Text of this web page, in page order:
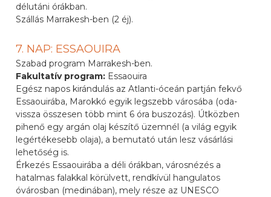
délutáni órákban.
Szállás Marrakesh-ben (2 éj).
7. NAP: ESSAOUIRA
Szabad program Marrakesh-ben.
Fakultatív program: Essaouira
Egész napos kirándulás az Atlanti-óceán partján fekvő
Essaouirába, Marokkó egyik legszebb városába (oda-
vissza összesen több mint 6 óra buszozás). Útközben
pihenő egy argán olaj készítő üzemnél (a világ egyik
legértékesebb olaja), a bemutató után lesz vásárlási
lehetőség is.
Érkezés Essaouirába a déli órákban, városnézés a
hatalmas falakkal körülvett, rendkívül hangulatos
óvárosban (medinában), mely része az UNESCO